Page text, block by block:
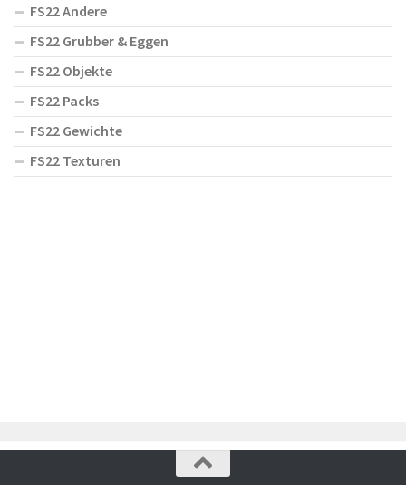
FS22 Andere
FS22 Grubber & Eggen
FS22 Objekte
FS22 Packs
FS22 Gewichte
FS22 Texturen